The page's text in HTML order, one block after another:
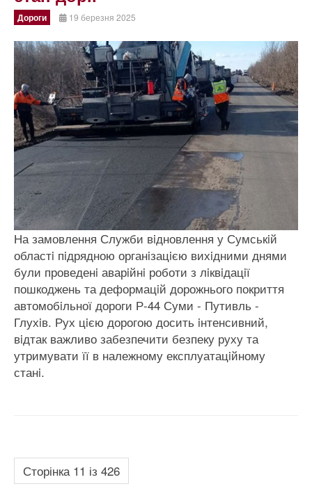
Дороги 19 березня 2025
На замовлення Служби вiдновлення у Сумськiй
областi пiдрядною органiзацiєю вихiдними днями
були проведенi аварiйнi роботи з лiквiдацiї
пошкоджень та деформацiй дорожнього покриття
автомобiльної дороги Р-44 Суми - Путивль -
Глухiв. Рух цiєю дорогою досить iнтенсивний,
вiдтак важливо забезпечити безпеку руху та
утримувати її в належному експлуатацiйному
станi.
Сторінка 11 із 426